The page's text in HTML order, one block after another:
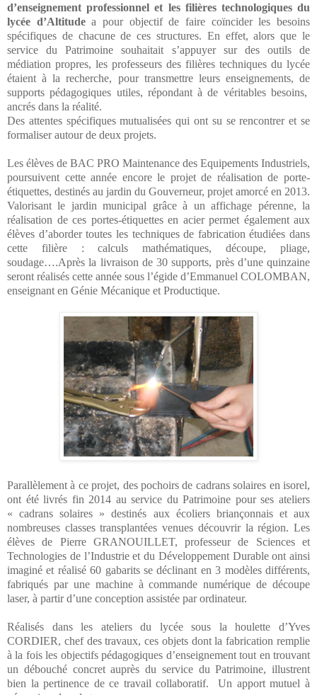
d’enseignement professionnel et les filières technologiques du
lycée d’Altitudea pour objectif de faire coïncider les besoins
spécifiques de chacune de ces structures. En effet, alors que le
service du Patrimoine souhaitait s’appuyer sur des outils de
médiation propres, les professeurs des filières techniques du lycée
étaient à la recherche, pour transmettre leurs enseignements, de
supports pédagogiques utiles, répondant à de véritables besoins,
ancrés dans la réalité.
Des attentes spécifiques mutualisées qui ont su se rencontrer et se
formaliser autour de deux projets.
Les élèves de BAC PRO Maintenance des Equipements Industriels,
poursuivent cette année encore le projet de réalisation de porte-
étiquettes, destinés au jardin du Gouverneur, projet amorcé en 2013.
Valorisant le jardin municipal grâce à un affichage pérenne, la
réalisation de ces portes-étiquettes en acier permet également aux
élèves d’aborder toutes les techniques de fabrication étudiées dans
cette filière : calculs mathématiques, découpe, pliage,
soudage….Après la livraison de 30 supports, près d’une quinzaine
seront réalisés cette année sous l’égide d’Emmanuel COLOMBAN,
enseignant en Génie Mécanique et Productique.
Parallèlement à ce projet, des pochoirs de cadrans solaires en isorel,
ont été livrés fin 2014 au service du Patrimoine pour ses ateliers
« cadrans solaires » destinés aux écoliers briançonnais et aux
nombreuses classes transplantées venues découvrir la région. Les
élèves de Pierre GRANOUILLET, professeur de Sciences et
Technologies de l’Industrie et du Développement Durable ont ainsi
imaginé et réalisé 60 gabarits se déclinant en 3 modèles différents,
fabriqués par une machine à commande numérique de découpe
laser, à partir d’une conception assistée par ordinateur.
Réalisés dans les ateliers du lycée sous la houlette d’Yves
CORDIER, chef des travaux, ces objets dont la fabrication remplie
à la fois les objectifs pédagogiques d’enseignement tout en trouvant
un débouché concret auprès du service du Patrimoine, illustrent
bien la pertinence de ce travail collaboratif.
Un apport mutuel à